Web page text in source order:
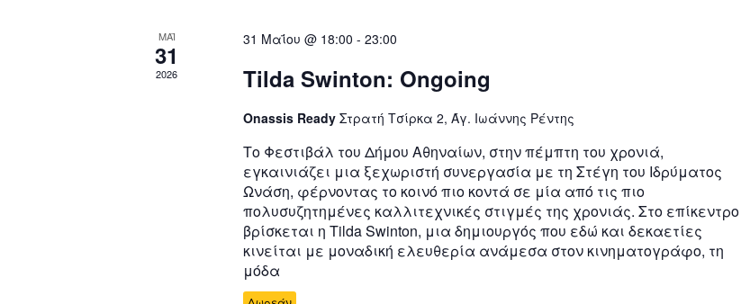
ΜΑΪ
31
2026
31 Μαΐου @ 18:00 -23:00
Tilda Swinton: Ongoing
Onassis ReadyΣτρατή Τσίρκα 2, Άγ. Ιωάννης Ρέντης
Το Φεστιβάλ του Δήμου Αθηναίων, στην πέμπτη του χρονιά,
εγκαινιάζει μια ξεχωριστή συνεργασία με τη Στέγη του Ιδρύματος
Ωνάση, φέρνοντας το κοινό πιο κοντά σε μία από τις πιο
πολυσυζητημένες καλλιτεχνικές στιγμές της χρονιάς. Στο επίκεντρο
βρίσκεται η Tilda Swinton, μια δημιουργός που εδώ και δεκαετίες
κινείται με μοναδική ελευθερία ανάμεσα στον κινηματογράφο, τη
μόδα